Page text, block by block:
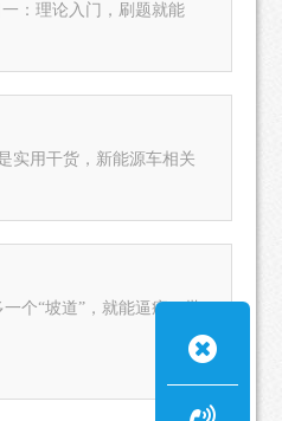
：理论入门，刷题就能
实用干货，新能源车相关
个“坡道”，就能逼疯一批